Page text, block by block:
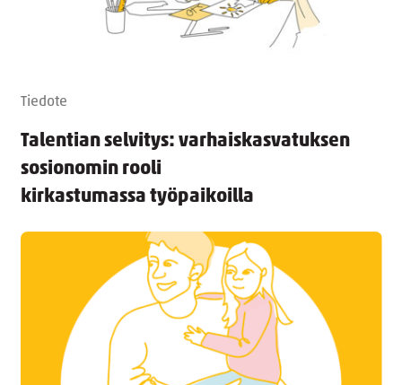
Tiedote
Talentian selvitys: varhaiskasvatuksen
sosionomin rooli
kirkastumassa työpaikoilla